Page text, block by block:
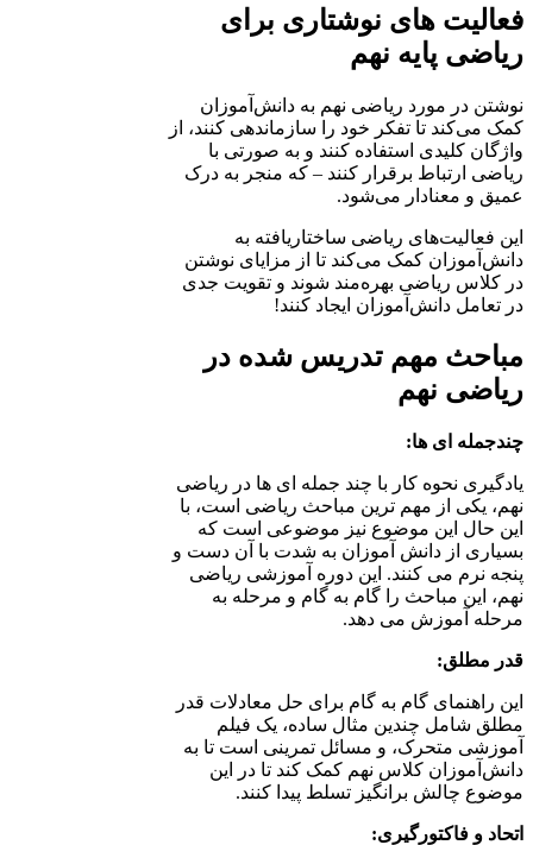
فعالیت های نوشتاری برای
ریاضی پایه نهم
نوشتن در مورد ریاضی نهم به دانش‌آموزان
کمک می‌کند تا تفکر خود را سازماندهی کنند، از
واژگان کلیدی استفاده کنند و به صورتی با
ریاضی ارتباط برقرار کنند – که منجر به درک
عمیق و معنادار می‌شود.
این فعالیت‌های ریاضی ساختاریافته به
دانش‌آموزان کمک می‌کند تا از مزایای نوشتن
در کلاس ریاضی بهره‌مند شوند و تقویت جدی
در تعامل دانش‌آموزان ایجاد کنند!
مباحث مهم تدریس شده در
ریاضی نهم
چندجمله ای ها:
یادگیری نحوه کار با چند جمله ای ها در ریاضی
نهم، یکی از مهم ترین مباحث ریاضی است، با
این حال این موضوع نیز موضوعی است که
بسیاری از دانش آموزان به شدت با آن دست و
پنجه نرم می کنند. این دوره آموزشی ریاضی
نهم، این مباحث را گام به گام و مرحله به
مرحله آموزش می دهد.
قدر مطلق:
این راهنمای گام به گام برای حل معادلات قدر
مطلق شامل چندین مثال ساده، یک فیلم
آموزشی متحرک، و مسائل تمرینی است تا به
دانش‌آموزان کلاس نهم کمک کند تا در این
موضوع چالش برانگیز تسلط پیدا کنند.
اتحاد و فاکتورگیری: